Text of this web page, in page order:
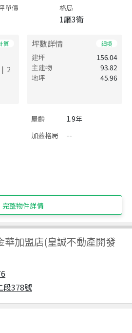
單價 格局
1廳3衛
算
| 2
坪數詳情 細項
建坪
156.04
主建物
93.82
地坪
45.96
屋齡
1.9年
加蓋格局
--
完整物件詳情
華加盟店(皇誠不動產開發
段378號